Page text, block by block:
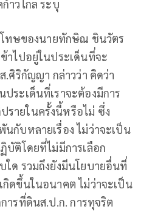
าวไกล ระบุ
โทษของนายทักษิณ ชินวัตร
าไปอยู่ในประเด็นที่จะ
ศิริกัญญา กล่าวว่า คิดว่า
ระเด็นที่เราจะต้องมีการ
รายในครั้งนี้หรือไม่ ซึ่ง
กับหลายเรื่อง ไม่ว่าจะเป็น
บัติโดยที่ไม่มีการเลือก
ด รวมถึงยังมีนโยบายอื่นที่
ดขึ้นในอนาคต ไม่ว่าจะเป็น
ารที่ดินส.ป.ก. การทุจริต